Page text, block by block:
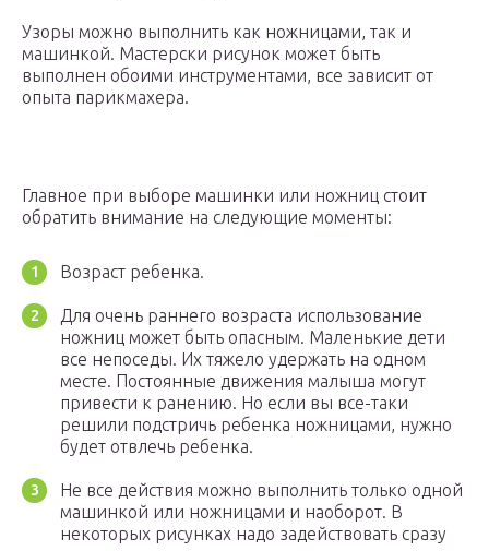
Узоры можно выполнить как ножницами, так и
машинкой. Мастерски рисунок может быть
выполнен обоими инструментами, все зависит от
опыта парикмахера.
Главное при выборе машинки или ножниц стоит
обратить внимание на следующие моменты:
Возраст ребенка.
Для очень раннего возраста использование
ножниц может быть опасным. Маленькие дети
все непоседы. Их тяжело удержать на одном
месте. Постоянные движения малыша могут
привести к ранению. Но если вы все-таки
решили подстричь ребенка ножницами, нужно
будет отвлечь ребенка.
Не все действия можно выполнить только одной
машинкой или ножницами и наоборот. В
некоторых рисунках надо задействовать сразу